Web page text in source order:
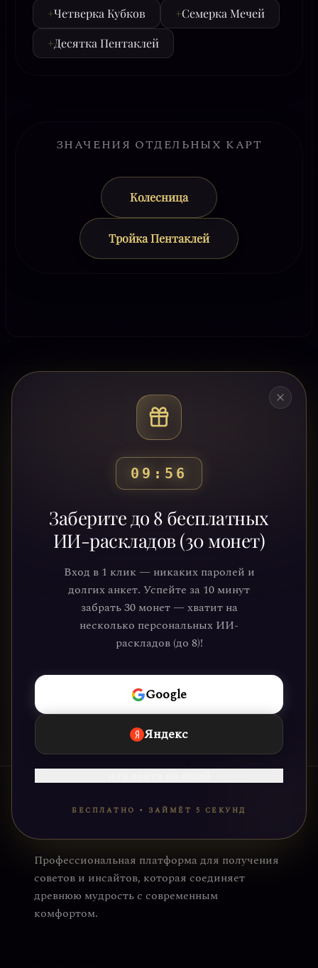
+Четверка Кубков +Семерка Мечей
+Десятка Пентаклей
ЗНАЧЕНИЯ ОТДЕЛЬНЫХ КАРТ
Колесница
Тройка Пентаклей
09:53
Заберите до 8 бесплатных
ИИ-раскладов (30 монет)
Вход в 1 клик — никаких паролей и
долгих анкет. Успейте за 10 минут
забрать 30 монет — хватит на
несколько персональных ИИ-
раскладов (до 8)!
Google
Яндекс
БЕСПЛАТНО • ЗАЙМЁТ 5 СЕКУНД
Готовы узнать свой
путь?
Присоединяйтесь к тысячам людей,
которые обрели ясность и понимание
через нашу платформу. Ваше
путешествие к себе уже ждёт.
НАЧАТЬ
Профессиональная платформа для получения
советов и инсайтов, которая соединяет
древнюю мудрость с современным
комфортом.